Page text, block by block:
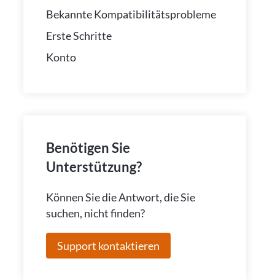
Bekannte Kompatibilitätsprobleme
Erste Schritte
Konto
Benötigen Sie
Unterstützung?
Können Sie die Antwort, die Sie
suchen, nicht finden?
Support kontaktieren